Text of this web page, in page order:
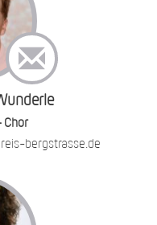
Chor
bergstrasse.de